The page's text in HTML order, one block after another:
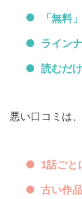
「無料
ライン
読むだ
悪い口コミは
1話ごと
古い作